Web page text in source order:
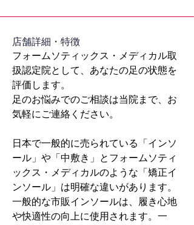
​店舗詳細・特徴
フォームソティックス・メディカル取
扱認定院として、あなたの足の状態を
評価します。
足のお悩みでのご相談は当院まで、お
気軽にご連絡ください。
日本で一般的に売られている「インソ
ール」や「中敷き」とフォームソティ
ックス・メディカルのような「矯正イ
ンソール」は明確な違いがあります。
一般的な市販インソールは、履き心地
や快適性の向上に使用されます。一